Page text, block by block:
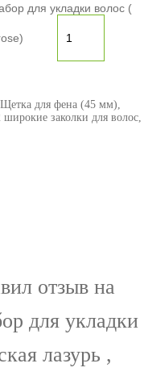
для укладки волос (
для фена (45 мм),
заколки для волос,
отзыв на
для укладки
лазурь ,